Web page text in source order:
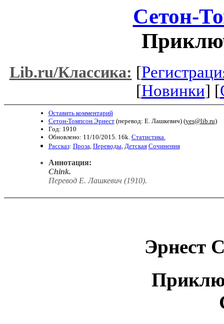
Сетон-
Lib.ru/Классика: [
[Новинки] [
Оставить комментарий
Сетон-Томпсон Эрнест(перевод: Е. Лашкевич) (yes@lib.ru)
Год: 1910
Обновлено: 11/10/2015. 16k. Статистика.
Рассказ: Проза Переводы, Детская Сочинения
Аннотация:
Chink.
Перевод Е. Лашкевич (1910).
Эрнест